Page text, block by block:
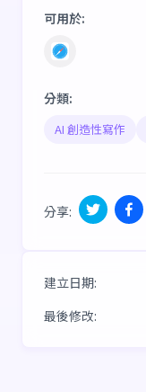
可用於:
分類:
AI 創造性寫作
分享:
建立日期:
最後修改: